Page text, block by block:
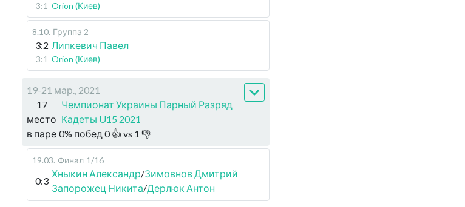
3:1 Orion (Киев)
8.10. Группа 2
3:2 Липкевич Павел
3:1 Orion (Киев)
19-21 мар., 2021
17
место
Чемпионат Украины Парный Разряд
Кадеты U15 2021
в паре 0% побед 0👍 vs 1 👎
19.03. Финал 1/16
0:3
Хныкин Александр/Зимовнов Дмитрий
Запорожец Никита/Дерлюк Антон